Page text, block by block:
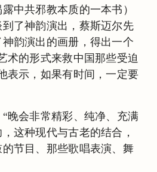
中共邪教本质的一本书）
了神韵演出，蔡斯迈尔先
韵演出的画册，得出一个
术的形式来救中国那些受迫
表示，如果有时间，一定要
晚会非常精彩、纯净、充满
这种现代与古老的结合，
节目、那些歌唱表演、舞